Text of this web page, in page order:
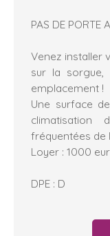
PAS DE PORTE
Venez installer
sur la
emplacement !
Une surface
fréquentées de
Loyer : 1000
DPE : D